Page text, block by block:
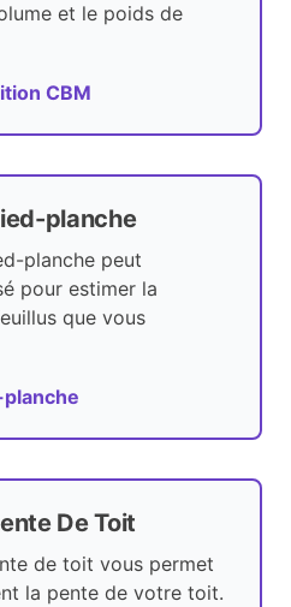
et le poids de
CBM
planche
planche peut
pour estimer la
que vous
De Toit
de toit vous permet
la pente de votre toit.